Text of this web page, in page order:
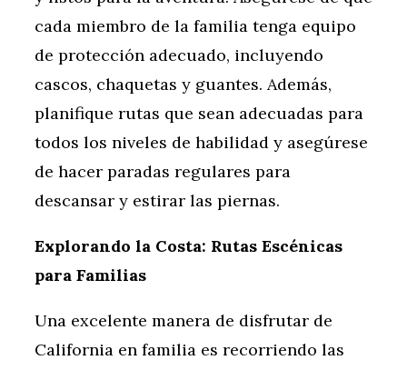
cada miembro de la familia tenga equipo
de protección adecuado, incluyendo
cascos, chaquetas y guantes. Además,
planifique rutas que sean adecuadas para
todos los niveles de habilidad y asegúrese
de hacer paradas regulares para
descansar y estirar las piernas.
Explorando la Costa: Rutas Escénicas
para Familias
Una excelente manera de disfrutar de
California en familia es recorriendo las